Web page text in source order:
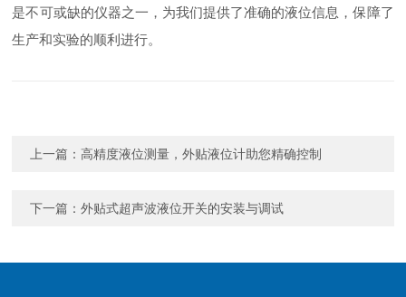
是不可或缺的仪器之一，为我们提供了准确的液位信息，保障了
生产和实验的顺利进行。
上一篇：高精度液位测量，外贴液位计助您精确控制
下一篇：外贴式超声波液位开关的安装与调试